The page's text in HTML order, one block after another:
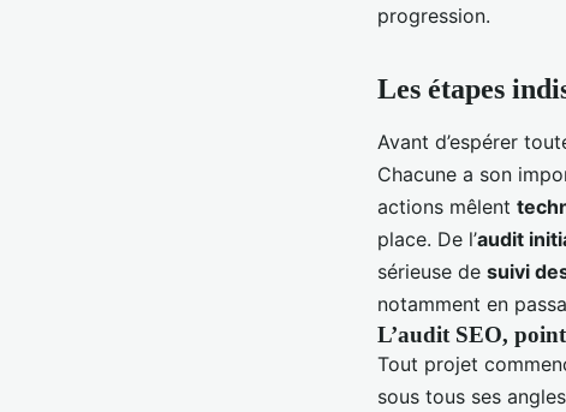
progression.
Les étapes
Avant d’espérer
Chacune a son
actions mêlent
place. De l’audit
sérieuse de suivi
notamment en
L’audit SEO,
Tout projet
sous tous ses